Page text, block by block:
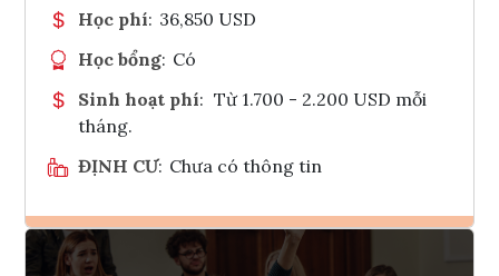
Học phí: 36,850 USD
Học bổng: Có
Sinh hoạt phí: Từ 1.700 - 2.200 USD mỗi
tháng.
ĐỊNH CƯ: Chưa có thông tin
Ghi danh